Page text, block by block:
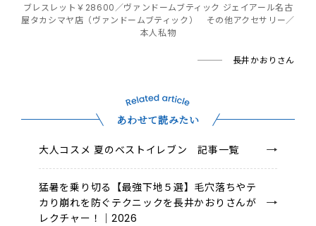
ブレスレット￥28600／ヴァンドームブティック ジェイアール名古
屋タカシマヤ店（ヴァンドームブティック） その他アクセサリー／
本人私物
長井かおりさん
あわせて読みたい
大人コスメ 夏のベストイレブン 記事一覧
猛暑を乗り切る【最強下地５選】毛穴落ちやテ
カり崩れを防ぐテクニックを長井かおりさんが
レクチャー！｜2026